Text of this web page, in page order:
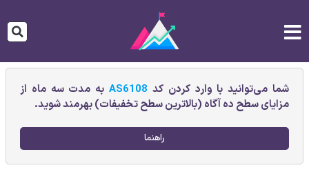
شما می‌توانید با وارد کردن کد AS6108به مدت سه ماه از
مزایای سطح ده آگاه (بالاترین سطح تخفیفات) بهرمند شوید.
راهنما